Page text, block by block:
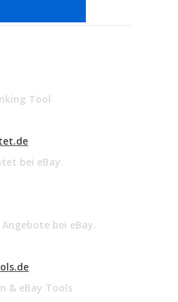
Tool
bei eBay.
bei eBay.
& eBay Tools